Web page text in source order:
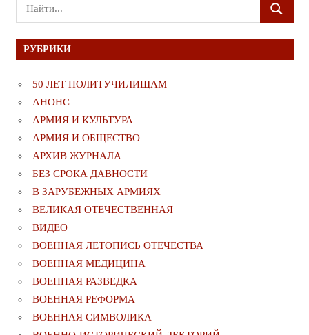
Поиск
для:
ПОИСК
РУБРИКИ
50 ЛЕТ ПОЛИТУЧИЛИЩАМ
АНОНС
АРМИЯ И КУЛЬТУРА
АРМИЯ И ОБЩЕСТВО
АРХИВ ЖУРНАЛА
БЕЗ СРОКА ДАВНОСТИ
В ЗАРУБЕЖНЫХ АРМИЯХ
ВЕЛИКАЯ ОТЕЧЕСТВЕННАЯ
ВИДЕО
ВОЕННАЯ ЛЕТОПИСЬ ОТЕЧЕСТВА
ВОЕННАЯ МЕДИЦИНА
ВОЕННАЯ РАЗВЕДКА
ВОЕННАЯ РЕФОРМА
ВОЕННАЯ СИМВОЛИКА